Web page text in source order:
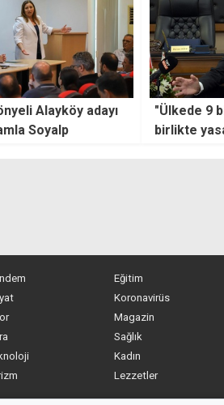
Alayköy adayı
Soyalp
"Ülkede 9
birlikte
Eğitim
Koronavirüs
Magazin
Sağlık
Kadın
Lezzetler